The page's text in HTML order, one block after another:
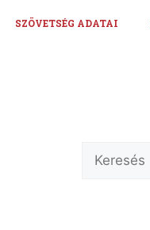
SZÖVETSÉG ADATAI